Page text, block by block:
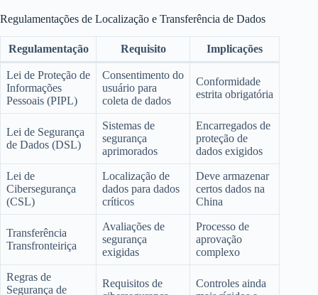
Regulamentações de Localização e Transferência de Dados
Regulamentação Requisito Implicações
Lei de Proteção de
Informações
Pessoais (PIPL)
Consentimento do
usuário para
coleta de dados
Conformidade
estrita obrigatória
Lei de Segurança
de Dados (DSL)
Sistemas de
segurança
aprimorados
Encarregados de
proteção de
dados exigidos
Lei de
Cibersegurança
(CSL)
Localização de
dados para dados
críticos
Deve armazenar
certos dados na
China
Transferência
Transfronteiriça
Avaliações de
segurança
exigidas
Processo de
aprovação
complexo
Regras de
Segurança de
Requisitos de
Controles ainda